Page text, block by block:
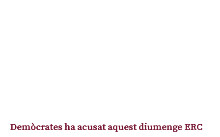
Demòcrates ha acusat aquest diumenge ERC